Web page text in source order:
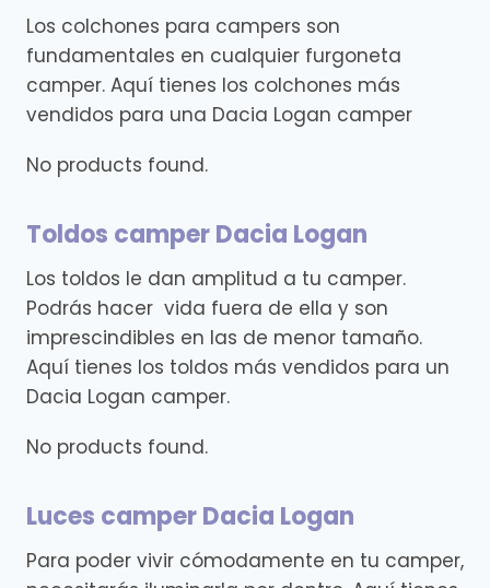
Los colchones para campers son
fundamentales en cualquier furgoneta
camper. Aquí tienes los colchones más
vendidos para una Dacia Logan camper
No products found.
Toldos camper Dacia Logan
Los toldos le dan amplitud a tu camper.
Podrás hacer vida fuera de ella y son
imprescindibles en las de menor tamaño.
Aquí tienes los toldos más vendidos para un
Dacia Logan camper.
No products found.
Luces camper Dacia Logan
Para poder vivir cómodamente en tu camper,